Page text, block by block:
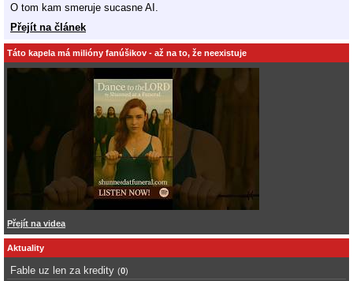
O tom kam smeruje sucasne AI.
Přejít na článek
Táto kapela má milióny fanúšikov - až na to, že neexistuje
Přejít na videa
Aktuality
Fable uz len za kredity (0)